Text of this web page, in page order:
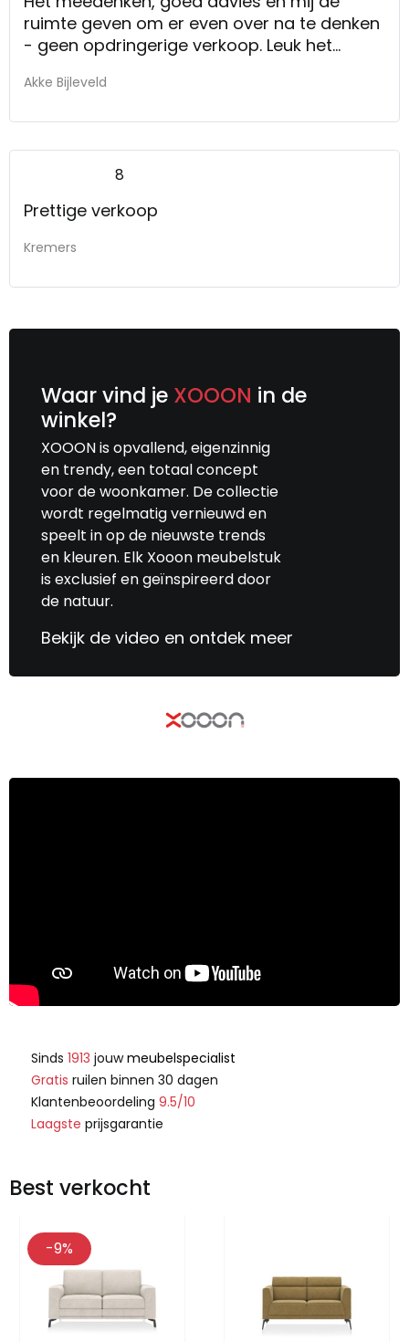
ruimte geven om er even over na te denken
- geen opdringerige verkoop. Leuk het
zeker aanbevelen!
Akke Bijleveld
8
Prettige verkoop
Kremers
Waar vind je XOOON in de
winkel?
XOOON is opvallend, eigenzinnig
en trendy, een totaal concept
voor de woonkamer. De collectie
wordt regelmatig vernieuwd en
speelt in op de nieuwste trends
en kleuren. Elk Xooon meubelstuk
is exclusief en geïnspireerd door
de natuur.
Bekijk de video en ontdek meer
Sinds 1913 jouwmeubelspecialist
Gratis ruilen binnen 30 dagen
Klantenbeoordeling 9.5/10
Laagste prijsgarantie
Best verkocht
-9%